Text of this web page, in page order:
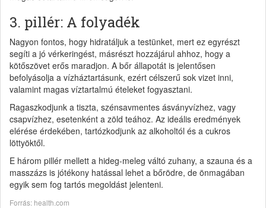
3. pillér: A folyadék
Nagyon fontos, hogy hidratáljuk a testünket, mert ez egyrészt
segíti a jó vérkeringést, másrészt hozzájárul ahhoz, hogy a
kötőszövet erős maradjon. A bőr állapotát is jelentősen
befolyásolja a vízháztartásunk, ezért célszerű sok vizet inni,
valamint magas víztartalmú ételeket fogyasztani.
Ragaszkodjunk a tiszta, szénsavmentes ásványvízhez, vagy
csapvízhez, esetenként a zöld teához. Az ideális eredmények
elérése érdekében, tartózkodjunk az alkoholtól és a cukros
löttyöktől.
E három pillér mellett a hideg-meleg váltó zuhany, a szauna és a
masszázs is jótékony hatással lehet a bőrödre, de önmagában
egyik sem fog tartós megoldást jelenteni.
Forrás: health.com